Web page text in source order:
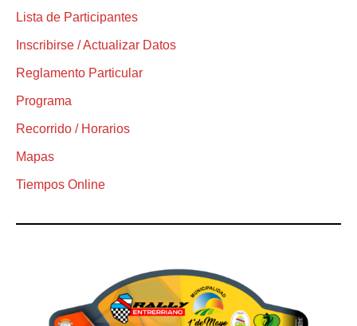
Lista de Participantes
Inscribirse / Actualizar Datos
Reglamento Particular
Programa
Recorrido / Horarios
Mapas
Tiempos Online